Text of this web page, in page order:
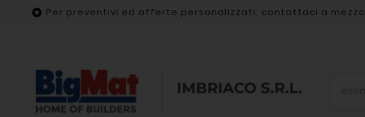
 Per preventivi ed offerte personalizzati, contattaci a